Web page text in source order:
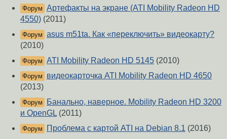
Форум Артефакты на экране (ATI Mobility Radeon HD
4550) (2011)
Форум asus m51ta. Как «переключить» видеокарту?
(2010)
Форум ATI Mobility Radeon HD 5145 (2010)
Форум
видеокарточка ATI Mobility Radeon HD 4650
(2013)
Форум
Банально, наверное. Mobility Radeon HD 3200
и OpenGL(2011)
Форум Проблема с картой ATI на Debian 8.1 (2016)